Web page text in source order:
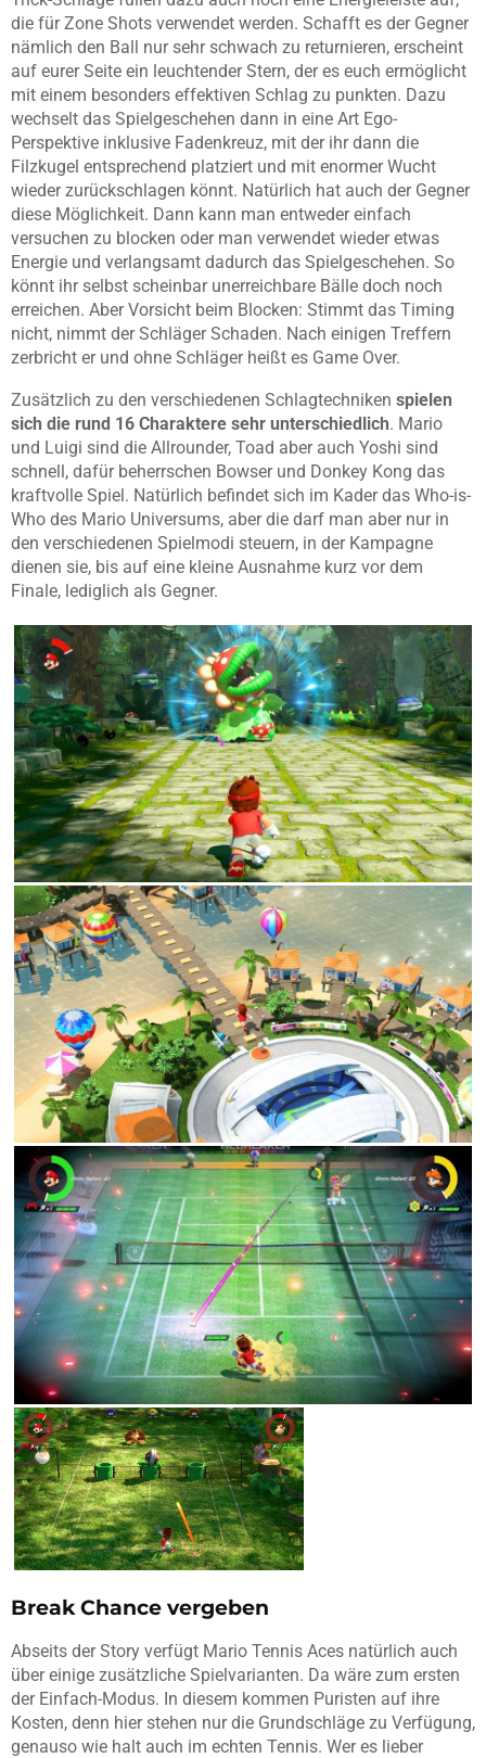
die für Zone Shots verwendet werden. Schafft es der Gegner
nämlich den Ball nur sehr schwach zu returnieren, erscheint
auf eurer Seite ein leuchtender Stern, der es euch ermöglicht
mit einem besonders effektiven Schlag zu punkten. Dazu
wechselt das Spielgeschehen dann in eine Art Ego-
Perspektive inklusive Fadenkreuz, mit der ihr dann die
Filzkugel entsprechend platziert und mit enormer Wucht
wieder zurückschlagen könnt. Natürlich hat auch der Gegner
diese Möglichkeit. Dann kann man entweder einfach
versuchen zu blocken oder man verwendet wieder etwas
Energie und verlangsamt dadurch das Spielgeschehen. So
könnt ihr selbst scheinbar unerreichbare Bälle doch noch
erreichen. Aber Vorsicht beim Blocken: Stimmt das Timing
nicht, nimmt der Schläger Schaden. Nach einigen Treffern
zerbricht er und ohne Schläger heißt es Game Over.
Zusätzlich zu den verschiedenen Schlagtechniken spielen
sich die rund 16 Charaktere sehr unterschiedlich. Mario
und Luigi sind die Allrounder, Toad aber auch Yoshi sind
schnell, dafür beherrschen Bowser und Donkey Kong das
kraftvolle Spiel. Natürlich befindet sich im Kader das Who-is-
Who des Mario Universums, aber die darf man aber nur in
den verschiedenen Spielmodi steuern, in der Kampagne
dienen sie, bis auf eine kleine Ausnahme kurz vor dem
Finale, lediglich als Gegner.
Break Chance vergeben
Abseits der Story verfügt Mario Tennis Aces natürlich auch
über einige zusätzliche Spielvarianten. Da wäre zum ersten
der Einfach-Modus. In diesem kommen Puristen auf ihre
Kosten, denn hier stehen nur die Grundschläge zu Verfügung,
genauso wie halt auch im echten Tennis. Wer es lieber